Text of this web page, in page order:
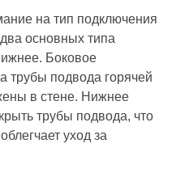
на тип подключения
основных типа
Боковое
трубы подвода горячей
в стене. Нижнее
трубы подвода, что
уход за